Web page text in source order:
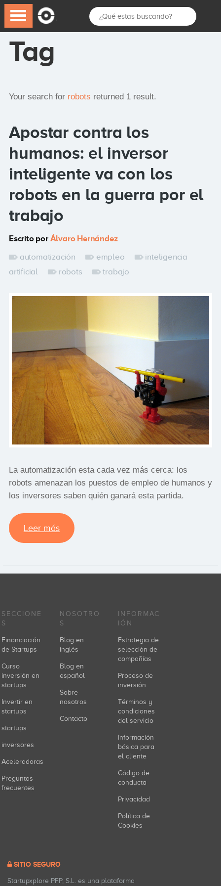
Tag
Your search for robots returned 1 result.
Apostar contra los
humanos: el inversor
inteligente va con los
robots en la guerra por el
trabajo
Escrito por Álvaro Hernández
automatización
empleo
inteligencia
artificial
robots trabajo
La automatización esta cada vez más cerca: los
robots amenazan los puestos de empleo de humanos y
los inversores saben quién ganará esta partida.
Leer más
SECCIONE
S
Financiación
de Startups
Curso
inversión en
startups.
Invertir en
startups
startups
inversores
Aceleradoras
Preguntas
frecuentes
NOSOTRO
S
Blog en
inglés
Blog en
español
Sobre
nosotros
Contacto
INFORMAC
IÓN
Estrategia de
selección de
compañías
Proceso de
inversión
Términos y
condiciones
del servicio
Información
básica para
el cliente
Código de
conducta
Privacidad
Política de
Cookies
SITIO SEGURO
Startupxplore PFP, S.L. es una plataforma